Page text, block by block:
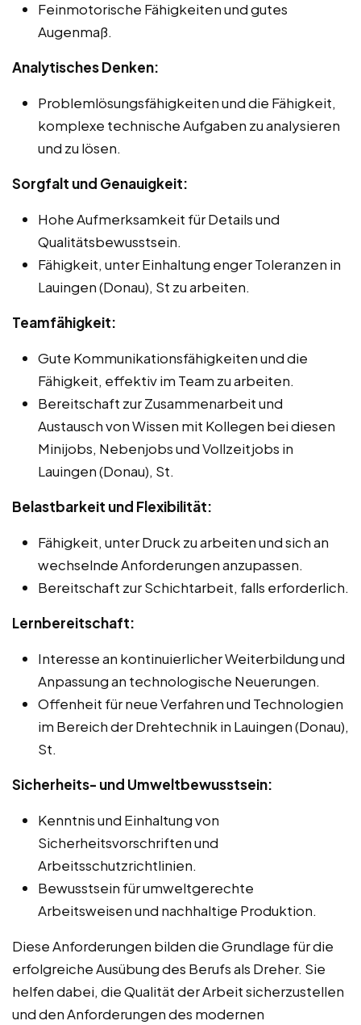
Feinmotorische Fähigkeiten und gutes
Augenmaß.
Analytisches Denken:
Problemlösungsfähigkeiten und die Fähigkeit,
komplexe technische Aufgaben zu analysieren
und zu lösen.
Sorgfalt und Genauigkeit:
Hohe Aufmerksamkeit für Details und
Qualitätsbewusstsein.
Fähigkeit, unter Einhaltung enger Toleranzen in
Lauingen (Donau), St zu arbeiten.
Teamfähigkeit:
Gute Kommunikationsfähigkeiten und die
Fähigkeit, effektiv im Team zu arbeiten.
Bereitschaft zur Zusammenarbeit und
Austausch von Wissen mit Kollegen bei diesen
Minijobs, Nebenjobs und Vollzeitjobs in
Lauingen (Donau), St.
Belastbarkeit und Flexibilität:
Fähigkeit, unter Druck zu arbeiten und sich an
wechselnde Anforderungen anzupassen.
Bereitschaft zur Schichtarbeit, falls erforderlich.
Lernbereitschaft:
Interesse an kontinuierlicher Weiterbildung und
Anpassung an technologische Neuerungen.
Offenheit für neue Verfahren und Technologien
im Bereich der Drehtechnik in Lauingen (Donau),
St.
Sicherheits- und Umweltbewusstsein:
Kenntnis und Einhaltung von
Sicherheitsvorschriften und
Arbeitsschutzrichtlinien.
Bewusstsein für umweltgerechte
Arbeitsweisen und nachhaltige Produktion.
Diese Anforderungen bilden die Grundlage für die
erfolgreiche Ausübung des Berufs als Dreher. Sie
helfen dabei, die Qualität der Arbeit sicherzustellen
und den Anforderungen des modernen